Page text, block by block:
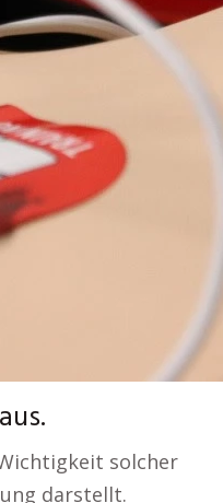
solcher
darstellt.